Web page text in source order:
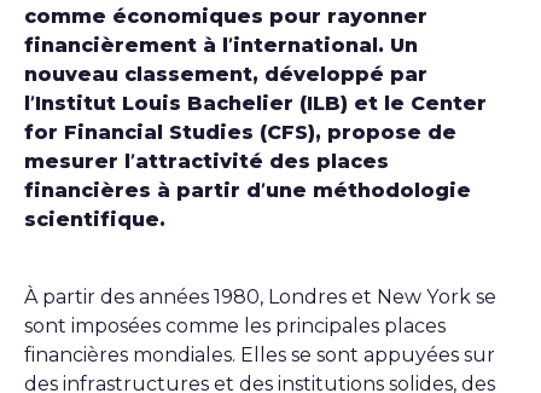
comme économiques pour rayonner
financièrement à l’international. Un
nouveau classement, développé par
l’Institut Louis Bachelier (ILB) et le Center
for Financial Studies (CFS), propose de
mesurer l’attractivité des places
financières à partir d’une méthodologie
scientifique.
À partir des années 1980, Londres et New York se
sont imposées comme les principales places
financières mondiales. Elles se sont appuyées sur
des infrastructures et des institutions solides, des